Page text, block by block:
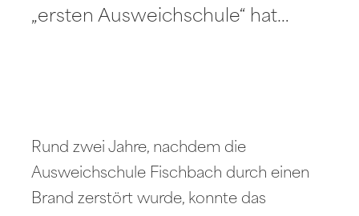
„ersten Ausweichschule“ hat…
Rund zwei Jahre, nachdem die
Ausweichschule Fischbach durch einen
Brand zerstört wurde, konnte das